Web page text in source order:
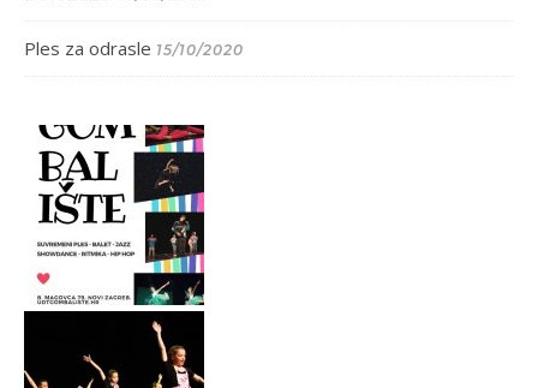
Ples za odrasle 15/10/2020